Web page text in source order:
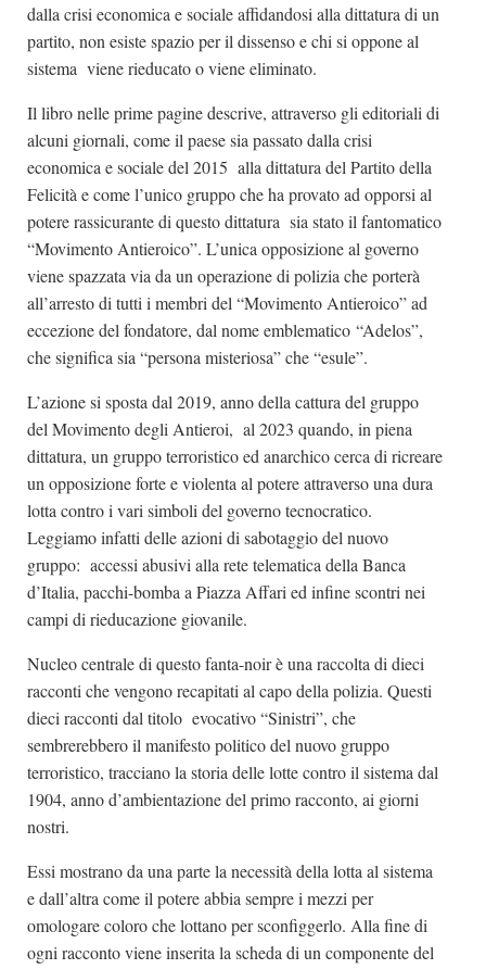
dalla crisi economica e sociale affidandosi alla dittatura di un
partito, non esiste spazio per il dissenso e chi si oppone al
sistema viene rieducato o viene eliminato.
Il libro nelle prime pagine descrive, attraverso gli editoriali di
alcuni giornali, come il paese sia passato dalla crisi
economica e sociale del 2015 alla dittatura del Partito della
Felicità e come l’unico gruppo che ha provato ad opporsi al
potere rassicurante di questo dittatura sia stato il fantomatico
“Movimento Antieroico”. L’unica opposizione al governo
viene spazzata via da un operazione di polizia che porterà
all’arresto di tutti i membri del “Movimento Antieroico” ad
eccezione del fondatore, dal nome emblematico “Adelos”,
che significa sia “persona misteriosa” che “esule”.
L’azione si sposta dal 2019, anno della cattura del gruppo
del Movimento degli Antieroi, al 2023 quando, in piena
dittatura, un gruppo terroristico ed anarchico cerca di ricreare
un opposizione forte e violenta al potere attraverso una dura
lotta contro i vari simboli del governo tecnocratico.
Leggiamo infatti delle azioni di sabotaggio del nuovo
gruppo: accessi abusivi alla rete telematica della Banca
d’Italia, pacchi-bomba a Piazza Affari ed infine scontri nei
campi di rieducazione giovanile.
Nucleo centrale di questo fanta-noir è una raccolta di dieci
racconti che vengono recapitati al capo della polizia. Questi
dieci racconti dal titolo evocativo “Sinistri”, che
sembrerebbero il manifesto politico del nuovo gruppo
terroristico, tracciano la storia delle lotte contro il sistema dal
1904, anno d’ambientazione del primo racconto, ai giorni
nostri.
Essi mostrano da una parte la necessità della lotta al sistema
e dall’altra come il potere abbia sempre i mezzi per
omologare coloro che lottano per sconfiggerlo. Alla fine di
ogni racconto viene inserita la scheda di un componente del